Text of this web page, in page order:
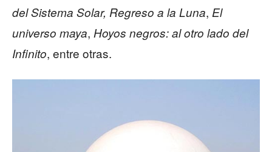
del Sistema Solar, Regreso a la Luna, El
universo maya, Hoyos negros: al otro lado del
Infinito, entre otras.